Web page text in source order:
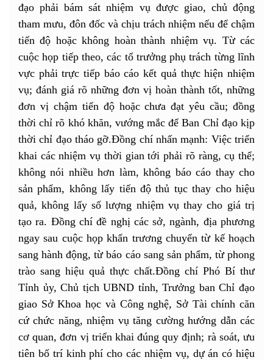
đạo phải bám sát nhiệm vụ được giao, chủ động
tham mưu, đôn đốc và chịu trách nhiệm nếu để chậm
tiến độ hoặc không hoàn thành nhiệm vụ. Từ các
cuộc họp tiếp theo, các tổ trưởng phụ trách từng lĩnh
vực phải trực tiếp báo cáo kết quả thực hiện nhiệm
vụ; đánh giá rõ những đơn vị hoàn thành tốt, những
đơn vị chậm tiến độ hoặc chưa đạt yêu cầu; đồng
thời chỉ rõ khó khăn, vướng mắc để Ban Chỉ đạo kịp
thời chỉ đạo tháo gỡ.Đồng chí nhấn mạnh: Việc triển
khai các nhiệm vụ thời gian tới phải rõ ràng, cụ thể;
không nói nhiều hơn làm, không báo cáo thay cho
sản phẩm, không lấy tiến độ thủ tục thay cho hiệu
quả, không lấy số lượng nhiệm vụ thay cho giá trị
tạo ra. Đồng chí đề nghị các sở, ngành, địa phương
ngay sau cuộc họp khẩn trương chuyển từ kế hoạch
sang hành động, từ báo cáo sang sản phẩm, từ phong
trào sang hiệu quả thực chất.Đồng chí Phó Bí thư
Tỉnh ủy, Chủ tịch UBND tỉnh, Trưởng ban Chỉ đạo
giao Sở Khoa học và Công nghệ, Sở Tài chính căn
cứ chức năng, nhiệm vụ tăng cường hướng dẫn các
cơ quan, đơn vị triển khai đúng quy định; rà soát, ưu
tiên bố trí kinh phí cho các nhiệm vụ, dự án có hiệu